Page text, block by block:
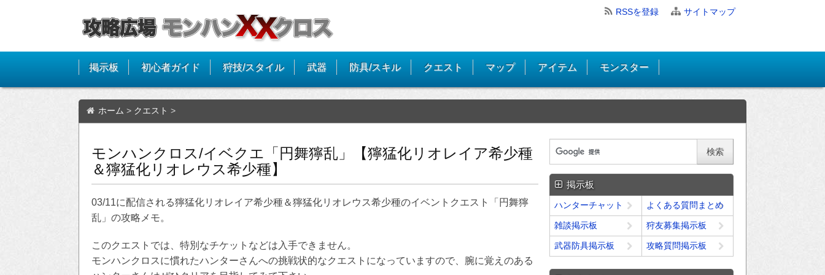
RSSを登録 サイトマップ
掲示板 初心者ガイド 狩技/スタイル 武器 防具/スキル クエスト マップ アイテム モンスター
ホーム > クエスト >
モンハンクロス/イベクエ「円舞獰乱」【獰猛化リオレイア希少種
＆獰猛化リオレウス希少種】
03/11に配信される獰猛化リオレイア希少種＆獰猛化リオレウス希少種のイベントクエスト「円舞獰
乱」の攻略メモ。
このクエストでは、特別なチケットなどは入手できません。
モンハンクロスに慣れたハンターさんへの挑戦状的なクエストになっていますので、腕に覚えのある
掲示板
ハンターチャット よくある質問まとめ
雑談掲示板 狩友募集掲示板
武器防具掲示板 攻略質問掲示板